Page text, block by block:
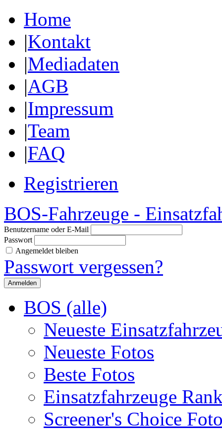
Home
|Kontakt
|Mediadaten
|AGB
|Impressum
|Team
|FAQ
Registrieren
BOS-Fahrzeuge -
Benutzername oder E-Mail
Passwort
Angemeldet bleiben
Passwort vergessen?
BOS (alle)
Neueste
Neueste Fotos
Beste Fotos
Einsatzfahrzeuge
Screener's Choice